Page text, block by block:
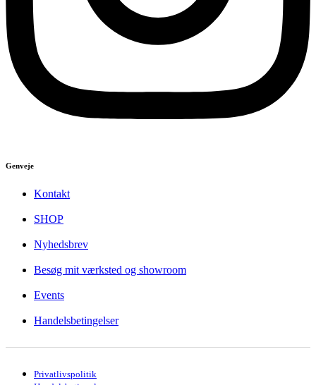
Genveje
Kontakt
SHOP
Nyhedsbrev
Besøg mit værksted og showroom
Events
Handelsbetingelser
Privatlivspolitik